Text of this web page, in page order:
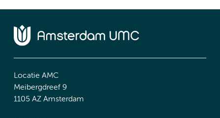
Locatie AMC
Meibergdreef 9
1105 AZ Amsterdam